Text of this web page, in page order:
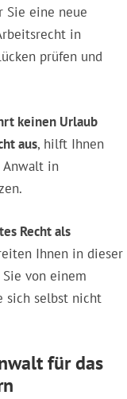
Sie eine neue
in
prüfen und
keinen Urlaub
aus, hilft Ihnen
Anwalt in
Recht als
Ihnen in dieser
von einem
sich selbst nicht
für das